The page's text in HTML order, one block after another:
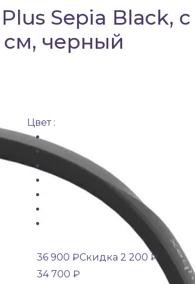
Sepia Black, с
см, черный
Цвет :
36 900 ₽Скидка 2 200 ₽
34 700 ₽